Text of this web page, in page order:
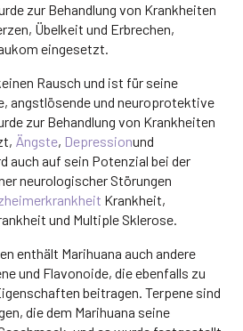
zur Behandlung von Krankheiten
Übelkeit und Erbrechen,
eingesetzt.
Rausch und ist für seine
angstlösende und neuroprotektive
zur Behandlung von Krankheiten
Ängste, Depressionund
auch auf sein Potenzial bei der
neurologischer Störungen
Krankheit,
und Multiple Sklerose.
enthält Marihuana auch andere
und Flavonoide, die ebenfalls zu
beitragen. Terpene sind
die dem Marihuana seine